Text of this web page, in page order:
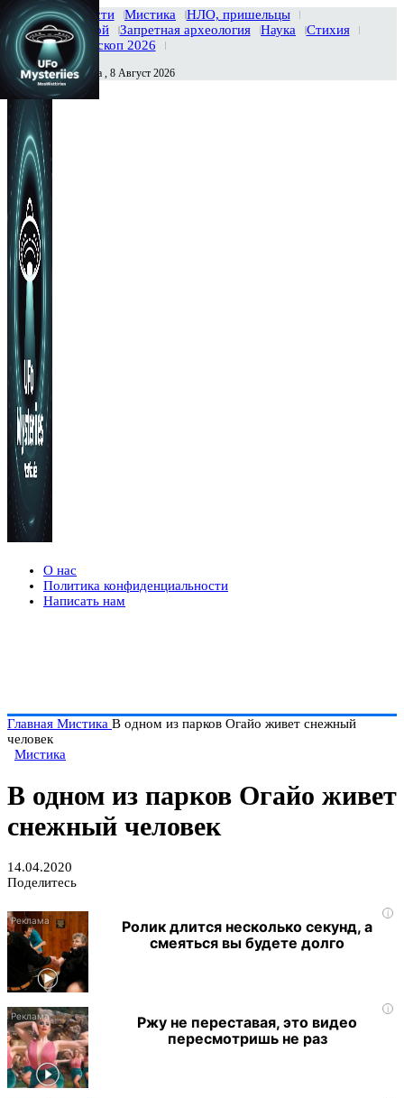
Главная Новости Мистика
НЛО, пришельцы
Тайны вселенной
Запретная археология Наука
Стихия
История
Гороскоп 2026
Сегодня Суббота , 8 Август 2026
О нас
Политика конфиденциальности
Написать нам
Главная Мистика В одном из парков Огайо живет снежный
человек
Мистика
В одном из парков Огайо живет
снежный человек
14.04.2020
Поделитесь
i
Ролик длится несколько секунд, а
смеяться вы будете долго
i
Ржу не переставая, это видео
пересмотришь не раз